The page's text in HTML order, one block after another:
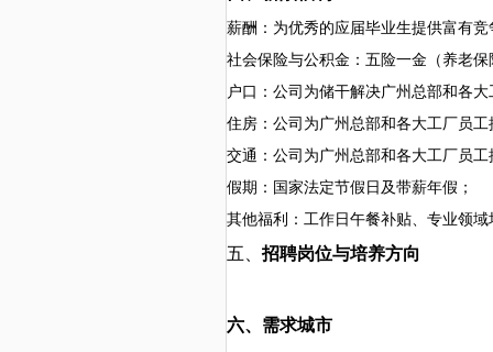
薪酬：为优秀的应届毕业生提供富有
社会保险与公积金：五险一金（养老
户口：公司为储干解决广州总部和各大
住房：公司为广州总部和各大工厂员
交通：公司为广州总部和各大工厂员
假期：国家法定节假日及带薪年假；
其他福利：工作日午餐补贴、 专业领域
五、 招聘岗位与培养方向
六、 需求城市